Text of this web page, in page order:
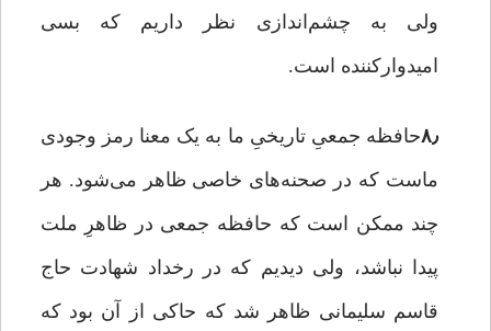
ولی به چشم‌اندازی نظر داریم که بسی
امیدوارکننده است.
۸٫حافظه جمعیِ تاریخیِ ما به یک معنا رمز وجودی
ماست که در صحنه‌های خاصی ظاهر می‌شود. هر
چند ممکن است که حافظه جمعی در ظاهرِ ملت
پیدا نباشد، ولی دیدیم که در رخداد شهادت حاج
قاسم سلیمانی ظاهر شد که حاکی از آن بود که